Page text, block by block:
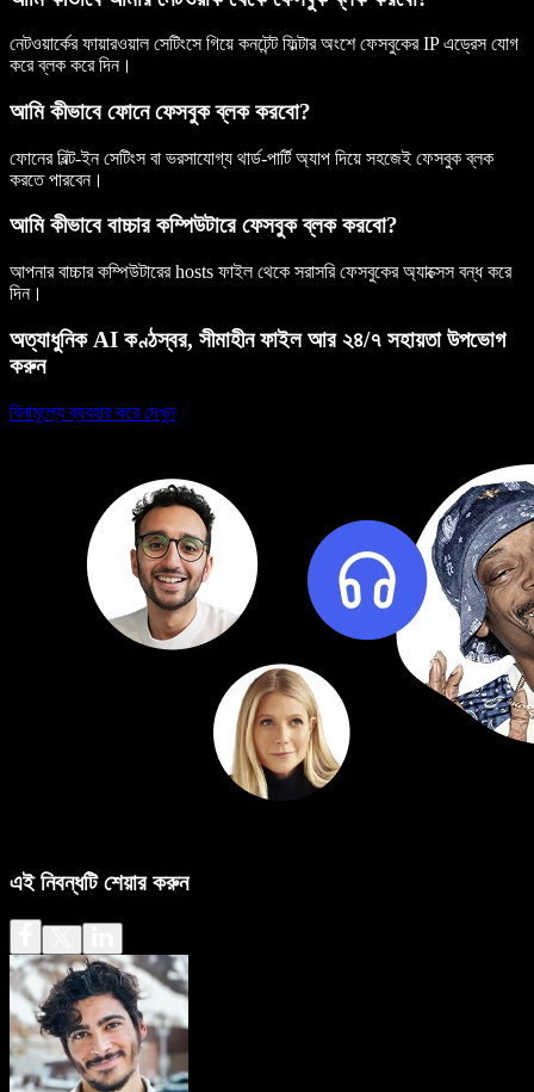
নেটওয়ার্কের ফায়ারওয়াল সেটিংসে গিয়ে কনটেন্ট ফিল্টার অংশে ফেসবুকের IP এড্রেস যোগ
করে ব্লক করে দিন।
আমি কীভাবে ফোনে ফেসবুক ব্লক করবো?
ফোনের বিল্ট-ইন সেটিংস বা ভরসাযোগ্য থার্ড-পার্টি অ্যাপ দিয়ে সহজেই ফেসবুক ব্লক
করতে পারবেন।
আমি কীভাবে বাচ্চার কম্পিউটারে ফেসবুক ব্লক করবো?
আপনার বাচ্চার কম্পিউটারের hosts ফাইল থেকে সরাসরি ফেসবুকের অ্যাক্সেস বন্ধ করে
দিন।
অত্যাধুনিক AI কণ্ঠস্বর, সীমাহীন ফাইল আর ২৪/৭ সহায়তা উপভোগ
করুন
বিনামূল্যে ব্যবহার করে দেখুন
এই নিবন্ধটি শেয়ার করুন